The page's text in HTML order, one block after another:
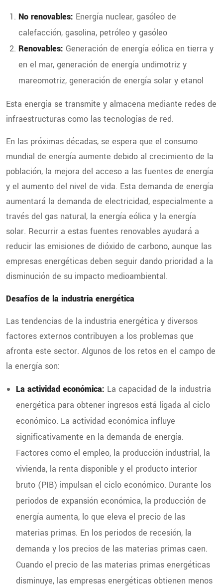
No renovables: Energía nuclear, gasóleo de
calefacción, gasolina, petróleo y gasóleo
Renovables: Generación de energía eólica en tierra y
en el mar, generación de energía undimotriz y
mareomotriz, generación de energía solar y etanol
Esta energía se transmite y almacena mediante redes de
infraestructuras como las tecnologías de red.
En las próximas décadas, se espera que el consumo
mundial de energía aumente debido al crecimiento de la
población, la mejora del acceso a las fuentes de energía
y el aumento del nivel de vida. Esta demanda de energía
aumentará la demanda de electricidad, especialmente a
través del gas natural, la energía eólica y la energía
solar. Recurrir a estas fuentes renovables ayudará a
reducir las emisiones de dióxido de carbono, aunque las
empresas energéticas deben seguir dando prioridad a la
disminución de su impacto medioambiental.
Desafíos de la industria energética
Las tendencias de la industria energética y diversos
factores externos contribuyen a los problemas que
afronta este sector. Algunos de los retos en el campo de
la energía son:
La actividad económica: La capacidad de la industria
energética para obtener ingresos está ligada al ciclo
económico. La actividad económica influye
significativamente en la demanda de energía.
Factores como el empleo, la producción industrial, la
vivienda, la renta disponible y el producto interior
bruto (PIB) impulsan el ciclo económico. Durante los
periodos de expansión económica, la producción de
energía aumenta, lo que eleva el precio de las
materias primas. En los periodos de recesión, la
demanda y los precios de las materias primas caen.
Cuando el precio de las materias primas energéticas
disminuye, las empresas energéticas obtienen menos